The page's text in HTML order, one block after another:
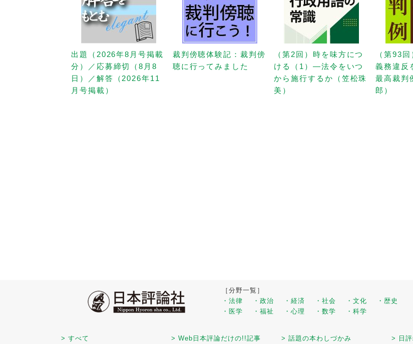
出題（2026年8月号掲載
分）／応募締切（8月8
日）／解答（2026年11
月号掲載）
裁判傍聴体験記：裁判傍
聴に行ってみました
（第2回）時を味方につ
ける（1）—法令をいつ
から施行するか（笠松珠
美）
（第93
義務違反
最高裁判
郎）
［分野一覧］
・法律
・政治 ・経済 ・社会 ・文化
・歴史
・医学
・福祉 ・心理 ・数学 ・科学
> すべて > Web日本評論だけの!!記事 > 話題の本わしづかみ > 日